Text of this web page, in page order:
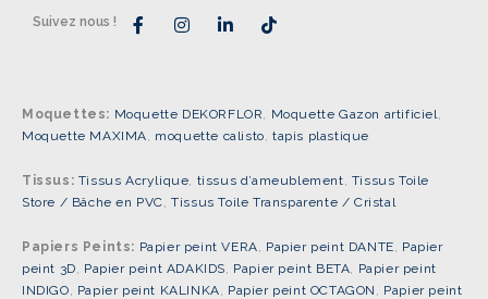
Suivez nous !
a
o
k
n
r
a
m
i
i
n
n
i
Moquettes: Moquette DEKORFLOR Moquette Gazon artificiel
Moquette MAXIMA
moquette calisto ,tapis plastique
Tissus: Tissus Acrylique tissus d’ameublement Tissus Toile
Store / Bâche en PVC ,Tissus Toile Transparente / Cristal
Papiers Peints: Papier peint VERA Papier peint DANTE
Papier
peint 3D
Papier peint ADAKIDS Papier peint BETA
Papier peint
INDIGO
Papier peint KALINKA Papier peint OCTAGON
Papier peint